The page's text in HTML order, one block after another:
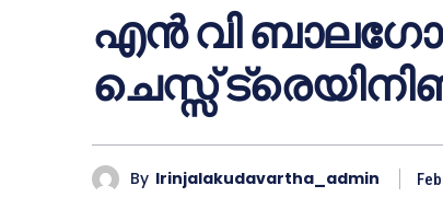
എൻ വി
ചെസ്സ്
By Irinjalakudavartha_admin